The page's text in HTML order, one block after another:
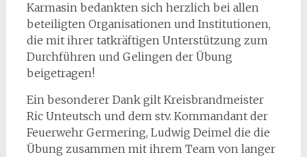
Karmasin bedankten sich herzlich bei allen
beteiligten Organisationen und Institutionen,
die mit ihrer tatkräftigen Unterstützung zum
Durchführen und Gelingen der Übung
beigetragen!
Ein besonderer Dank gilt Kreisbrandmeister
Ric Unteutsch und dem stv. Kommandant der
Feuerwehr Germering, Ludwig Deimel die die
Übung zusammen mit ihrem Team von langer